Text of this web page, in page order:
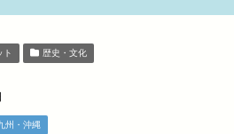
ト 歴史・文化
州・沖縄